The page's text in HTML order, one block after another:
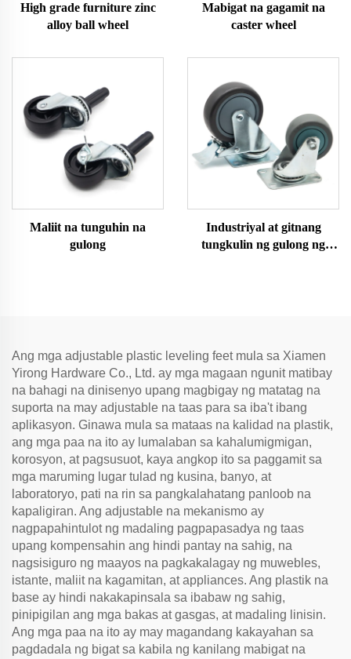
High grade furniture zinc
alloy ball wheel
Mabigat na gagamit na
caster wheel
Maliit na tunguhin na
gulong
Industriyal at gitnang
tungkulin ng gulong ng
Ang mga adjustable plastic leveling feet mula sa Xiamen
Yirong Hardware Co., Ltd. ay mga magaan ngunit matibay
na bahagi na dinisenyo upang magbigay ng matatag na
suporta na may adjustable na taas para sa iba't ibang
aplikasyon. Ginawa mula sa mataas na kalidad na plastik,
ang mga paa na ito ay lumalaban sa kahalumigmigan,
korosyon, at pagsusuot, kaya angkop ito sa paggamit sa
mga maruming lugar tulad ng kusina, banyo, at
laboratoryo, pati na rin sa pangkalahatang panloob na
kapaligiran. Ang adjustable na mekanismo ay
nagpapahintulot ng madaling pagpapasadya ng taas
upang kompensahin ang hindi pantay na sahig, na
nagsisiguro ng maayos na pagkakalagay ng muwebles,
istante, maliit na kagamitan, at appliances. Ang plastik na
base ay hindi nakakapinsala sa ibabaw ng sahig,
pinipigilan ang mga bakas at gasgas, at madaling linisin.
Ang mga paa na ito ay may magandang kakayahan sa
pagdadala ng bigat sa kabila ng kanilang mabigat na